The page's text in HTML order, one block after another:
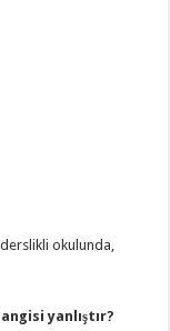
derslikli okulunda,
yanlıştır?